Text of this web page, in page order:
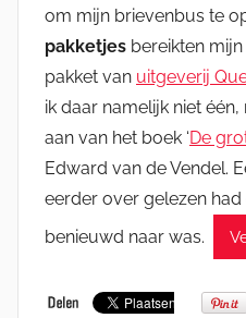
om mijn brievenbus te
pakketjes bereikten
pakket van uitgeverij
ik daar namelijk niet
aan van het boek ‘De
Edward van de Vendel.
eerder over gelezen had
benieuwd naar was.